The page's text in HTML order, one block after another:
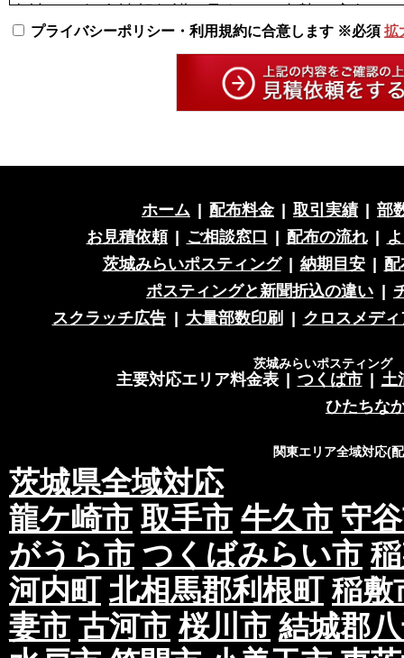
当社は、個人情報保護の取組みを真摯に実行す
認識し、以下の通り個人情報保護方針を定め
2.個人情報の適切な収集、利用、提供、預託
恐れがある場合などを除き、本人に対して利用
収集した個人情報はその目的以外に利用せず、
り扱います。
収集した個人情報は、法令に基づく命令などを
意を得ることなく第三者に提供することはあり
収集した個人情報を、第三者に預ける(預託す
た上で、指導・管理を実施し、適切に取り扱い
3.開示、訂正、利用停止等の求めに応じる
す。
個人情報の滅失、き損、漏えいおよび不正ア
正。
当社は、お客様の個人情報を厳格に管理し、滅
セスなどのあらゆる危険性に対して予防策を実
適切な個人情報の取扱いと運用に関する具体的
ます。
4.個人情報に関する法令およびその他の規
プライバシーポリシー・利用規約に合意します ※必須 拡
ホーム | 配布料金 | 取引実績 | 部
お見積依頼 | ご相談窓口 | 配布の流れ |
茨城みらいポスティング | 納期目安 | 配
ポスティングと新聞折込の違い |
スクラッチ広告 | 大量部数印刷 | クロスメディ
茨城みらいポスティング
主要対応エリア料金表 | つくば市 | 土
ひたちな
関東エリア全域対応(
茨城県全域対応
龍ケ崎市 取手市 牛久市 守
がうら市 つくばみらい市
河内町 北相馬郡利根町 稲敷
妻市 古河市 桜川市 結城郡